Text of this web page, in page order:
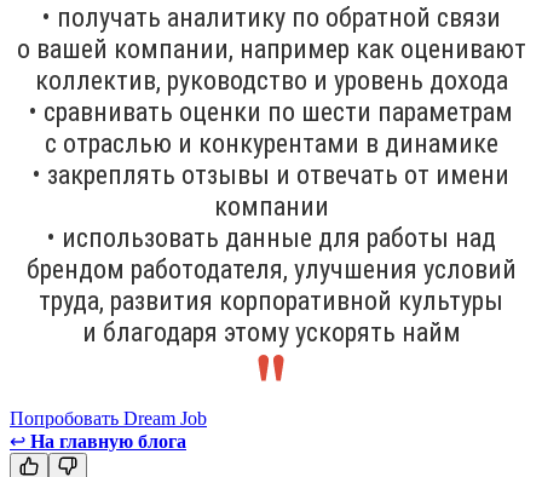
• получать аналитику по обратной связи
о вашей компании, например как оценивают
коллектив, руководство и уровень дохода
• сравнивать оценки по шести параметрам
с отраслью и конкурентами в динамике
• закреплять отзывы и отвечать от имени
компании
• использовать данные для работы над
брендом работодателя, улучшения условий
труда, развития корпоративной культуры
и благодаря этому ускорять найм
Попробовать Dream Job
↩ На главную блога